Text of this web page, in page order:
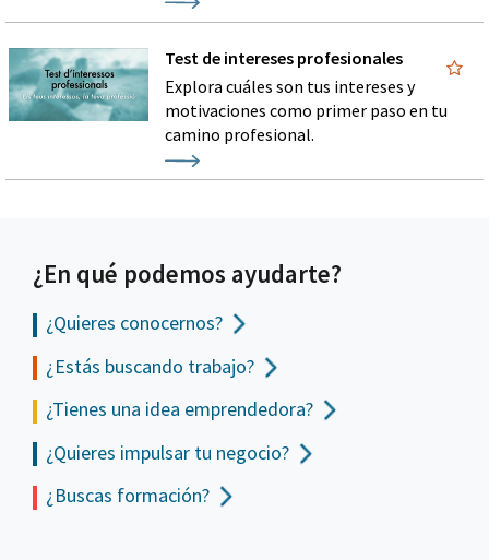
Test de intereses profesionales
Explora cuáles son tus intereses y
motivaciones como primer paso en tu
camino profesional.
¿En qué podemos ayudarte?
¿Quieres conocernos?
¿Estás buscando trabajo?
¿Tienes una idea emprendedora?
¿Quieres impulsar tu negocio?
¿Buscas formación?